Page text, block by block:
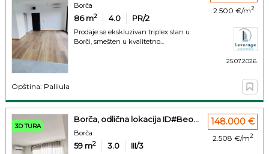
Borča
86m2 4.0 PR/2
Prodaje se ekskluzivan triplex stan u
Borči, smešten u kvalitetno...
2.500 €/m2
25.07.2026.
Opština: Palilula
3D TURA
Borča, odlična lokacija ID#Beo...
Borča
59 m2 3.0 III/3
148.000 €
2.508 €/m2